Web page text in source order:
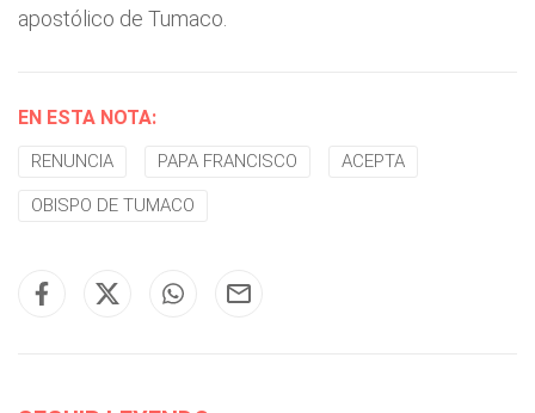
apostólico de Tumaco.
EN ESTA NOTA:
RENUNCIA PAPA FRANCISCO ACEPTA
OBISPO DE TUMACO